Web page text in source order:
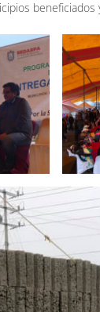
beneficiados